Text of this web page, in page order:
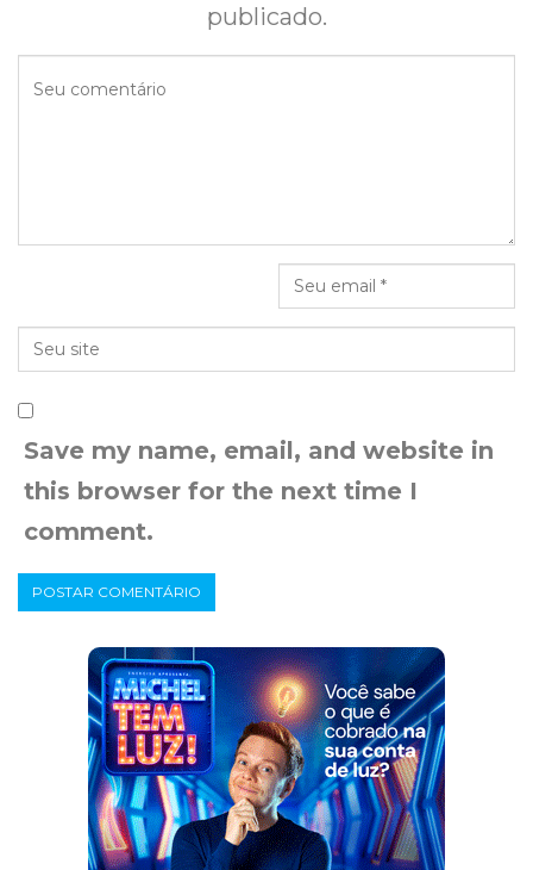
publicado.
Save my name, email, and website in
this browser for the next time I
comment.